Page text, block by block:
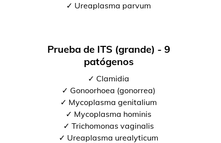
✓ Ureaplasma parvum
Prueba de ITS (grande) - 9
patógenos
✓ Clamidia
✓ Gonoorhoea (gonorrea)
✓ Mycoplasma genitalium
✓ Mycoplasma hominis
✓ Trichomonas vaginalis
✓ Ureaplasma urealyticum